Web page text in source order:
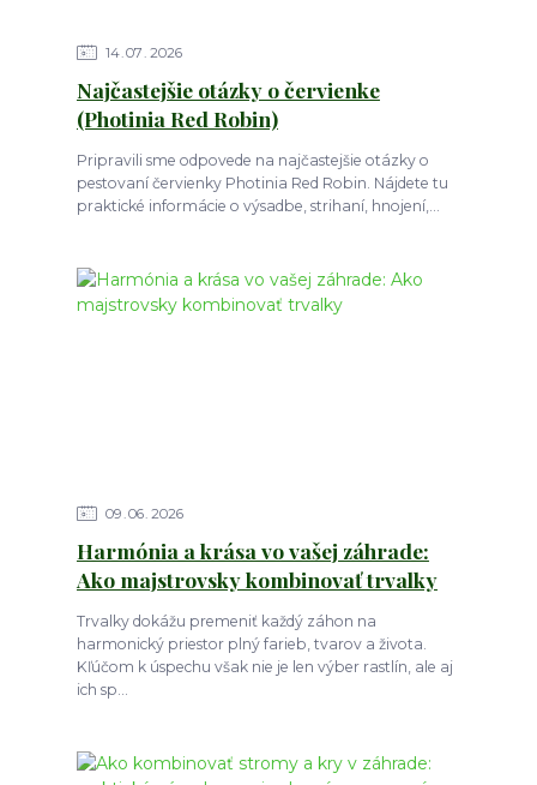
14 07 2026
Najčastejšie otázky o červienke
(Photinia Red Robin)
Pripravili sme odpovede na najčastejšie otázky o
pestovaní červienky Photinia Red Robin. Nájdete tu
praktické informácie o výsadbe, strihaní, hnojení,...
09 06 2026
Harmónia a krása vo vašej záhrade:
Ako majstrovsky kombinovať trvalky
Trvalky dokážu premeniť každý záhon na
harmonický priestor plný farieb, tvarov a života.
Kľúčom k úspechu však nie je len výber rastlín, ale aj
ich sp...